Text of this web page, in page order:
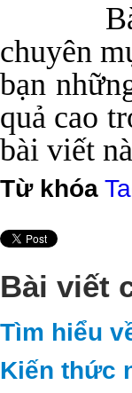
Bài
chuyên
bạn
quả cao
bài viết
Từ khóa
Bài viết
Tìm hiểu
Kiến thức